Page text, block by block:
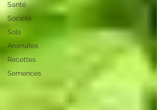
Santé
Société
Sols
Aromates
Recettes
Semences